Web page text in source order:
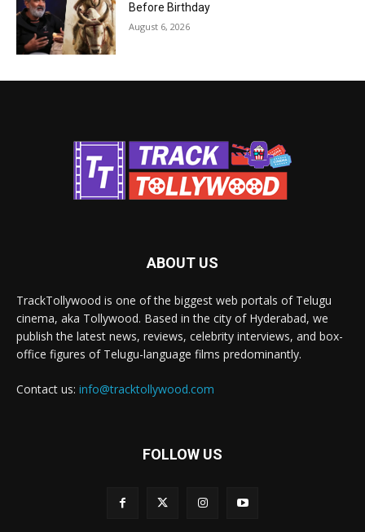
Before Birthday
August 6, 2026
ABOUT US
TrackTollywood is one of the biggest web portals of Telugu
cinema, aka Tollywood. Based in the city of Hyderabad, we
publish the latest news, reviews, celebrity interviews, and box-
office figures of Telugu-language films predominantly.
Contact us: info@tracktollywood.com
FOLLOW US